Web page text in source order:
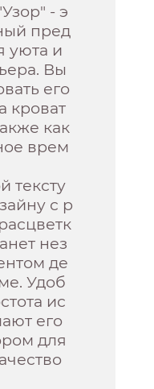
- э
пред
уюта и
Вы
его
кроват
как
врем
тексту
с р
нез
де
Удоб
ис
его
для